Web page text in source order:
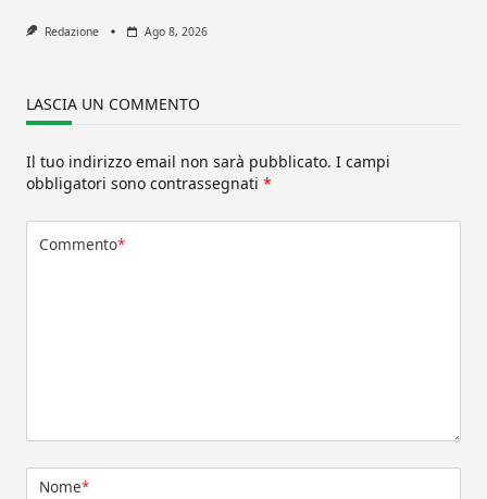
Redazione Ago 8, 2026
LASCIA UN COMMENTO
Il tuo indirizzo email non sarà pubblicato. I campi
obbligatori sono contrassegnati *
Commento*
Nome*